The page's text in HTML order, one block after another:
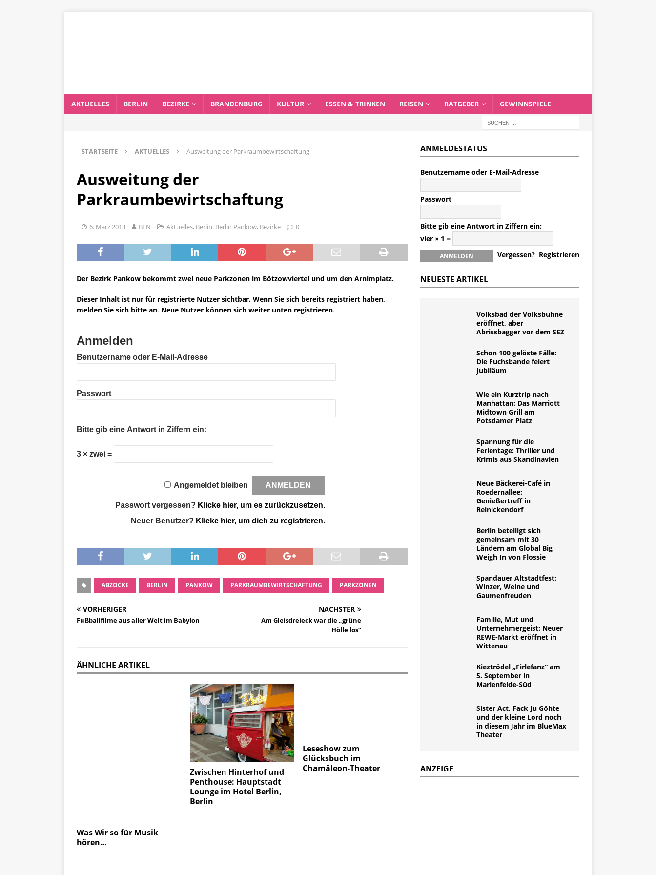
AKTUELLES BERLIN BEZIRKE BRANDENBURG KULTUR ESSEN & TRINKEN REISEN RATGEBER GEWINNSPIELE
STARTSEITE AKTUELLES Ausweitung der Parkraumbewirtschaftung
Ausweitung der
Parkraumbewirtschaftung
6. März 2013 BLN Aktuelles, Berlin, Berlin Pankow, Bezirke 0
Der Bezirk Pankow bekommt zwei neue Parkzonen im Bötzowviertel und um den Arnimplatz.
Dieser Inhalt ist nur für registrierte Nutzer sichtbar. Wenn Sie sich bereits registriert haben,
melden Sie sich bitte an. Neue Nutzer können sich weiter unten registrieren.
Anmelden
Benutzername oder E-Mail-Adresse
Passwort
Bitte gib eine Antwort in Ziffern ein:
3 × zwei =
Angemeldet bleiben
Passwort vergessen? Klicke hier, um es zurückzusetzen.
Neuer Benutzer? Klicke hier, um dich zu registrieren.
ABZOCKE BERLIN PANKOW PARKRAUMBEWIRTSCHAFTUNG PARKZONEN
VORHERIGER
Fußballfilme aus aller Welt im Babylon
NÄCHSTER
Am Gleisdreieck war die „grüne
Hölle los“
ÄHNLICHE ARTIKEL
Was Wir so für Musik
hören…
Zwischen Hinterhof und
Penthouse: Hauptstadt
Lounge im Hotel Berlin,
Berlin
Leseshow zum
Glücksbuch im
Chamäleon-Theater
ANMELDESTATUS
Benutzername oder E-Mail-Adresse
Passwort
Bitte gib eine Antwort in Ziffern ein:
vier × 1 =
Vergessen? Registrieren
NEUESTE ARTIKEL
Volksbad der Volksbühne
eröffnet, aber
Abrissbagger vor dem SEZ
Schon 100 gelöste Fälle:
Die Fuchsbande feiert
Jubiläum
Wie ein Kurztrip nach
Manhattan: Das Marriott
Midtown Grill am
Potsdamer Platz
Spannung für die
Ferientage: Thriller und
Krimis aus Skandinavien
Neue Bäckerei-Café in
Roedernallee:
Genießertreff in
Reinickendorf
Berlin beteiligt sich
gemeinsam mit 30
Ländern am Global Big
Weigh In von Flossie
Spandauer Altstadtfest:
Winzer, Weine und
Gaumenfreuden
Familie, Mut und
Unternehmergeist: Neuer
REWE-Markt eröffnet in
Wittenau
Kieztrödel „Firlefanz“ am
5. September in
Marienfelde-Süd
Sister Act, Fack Ju Göhte
und der kleine Lord noch
in diesem Jahr im BlueMax
Theater
ANZEIGE